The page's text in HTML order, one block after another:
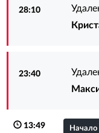
28:10
23:40
13:49 Начало